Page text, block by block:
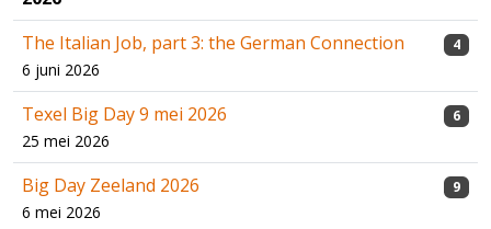
The Italian Job, part 3: the German Connection
6 juni 2026
4
Texel Big Day 9 mei 2026
25 mei 2026
6
Big Day Zeeland 2026
6 mei 2026
9